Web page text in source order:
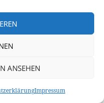
ANSEHEN
Impressum
ler
integr